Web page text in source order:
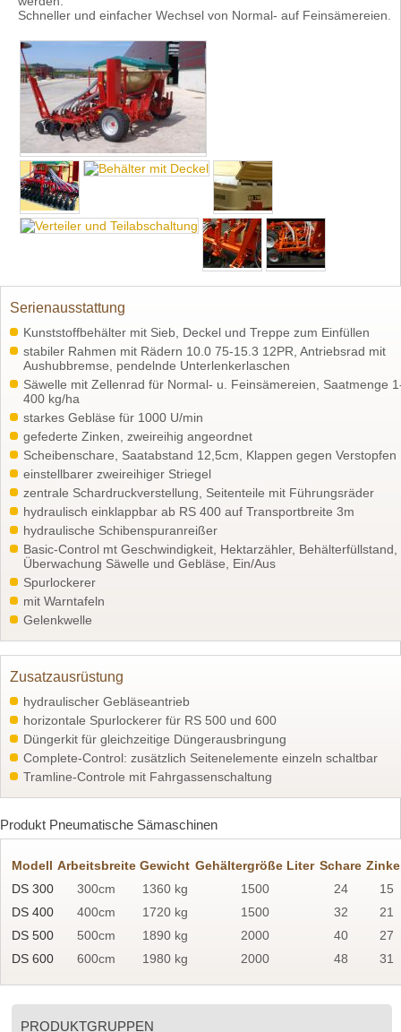
Schneller und einfacher Wechsel von Normal- auf Feinsämereien.
Serienausstattung
Kunststoffbehälter mit Sieb, Deckel und Treppe zum Einfüllen
stabiler Rahmen mit Rädern 10.0 75-15.3 12PR, Antriebsrad mit
Aushubbremse, pendelnde Unterlenkerlaschen
Säwelle mit Zellenrad für Normal- u. Feinsämereien, Saatmenge
400 kg/ha
starkes Gebläse für 1000 U/min
gefederte Zinken, zweireihig angeordnet
Scheibenschare, Saatabstand 12,5cm, Klappen gegen Verstopfen
einstellbarer zweireihiger Striegel
zentrale Schardruckverstellung, Seitenteile mit Führungsräder
hydraulisch einklappbar ab RS 400 auf Transportbreite 3m
hydraulische Schibenspuranreißer
Basic-Control mt Geschwindigkeit, Hektarzähler, Behälterfüllstand,
Überwachung Säwelle und Gebläse, Ein/Aus
Spurlockerer
mit Warntafeln
Gelenkwelle
Zusatzausrüstung
hydraulischer Gebläseantrieb
horizontale Spurlockerer für RS 500 und 600
Düngerkit für gleichzeitige Düngerausbringung
Complete-Control: zusätzlich Seitenelemente einzeln schaltbar
Tramline-Controle mit Fahrgassenschaltung
Produkt Pneumatische Sämaschinen
Modell
DS 300
DS 400
DS 500
DS 600
Arbeitsbreite
300cm
400cm
500cm
600cm
Gewicht
1360 kg
1720 kg
1890 kg
1980 kg
Gehältergröße Liter
1500
1500
2000
2000
Schare
24
32
40
48
15
21
27
31
PRODUKTGRUPPEN